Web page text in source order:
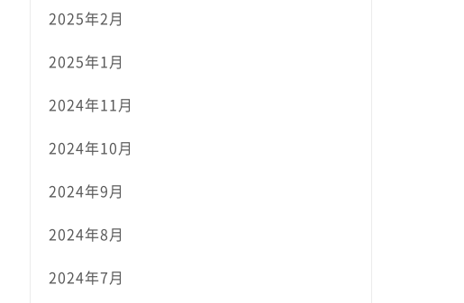
2025年2月
2025年1月
2024年11月
2024年10月
2024年9月
2024年8月
2024年7月